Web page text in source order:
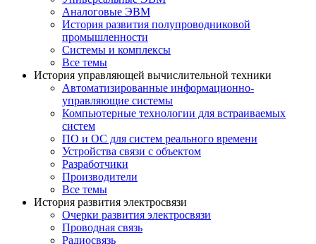
Аналоговые ЭВМ
История развития полупроводниковой
промышленности
Системы и комплексы
Все темы
История управляющей вычислительной техники
Автоматизированные информационно-
управляющие системы
Компьютерные технологии для встраиваемых
систем
ПО и ОС для систем реального времени
Устройства связи с объектом
Разработчики
Производители
Все темы
История развития электросвязи
Очерки развития электросвязи
Проводная связь
Радиосвязь